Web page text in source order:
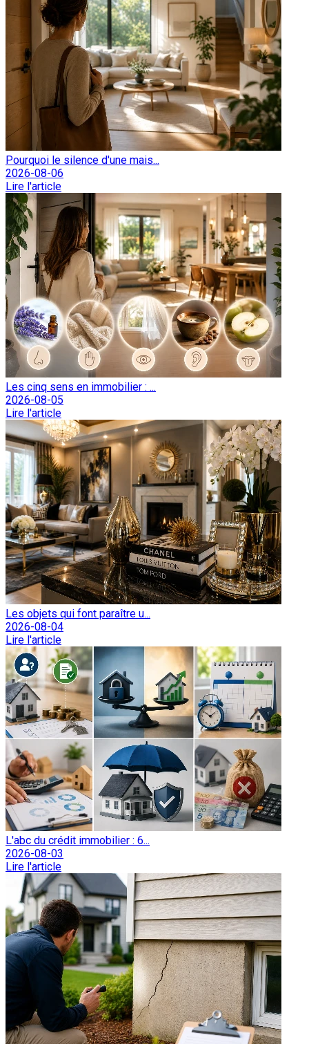
Pourquoi le silence d'une mais...
2026-08-06
Lire l'article
Les cinq sens en immobilier : ...
2026-08-05
Lire l'article
Les objets qui font paraître u...
2026-08-04
Lire l'article
L'abc du crédit immobilier : 6...
2026-08-03
Lire l'article